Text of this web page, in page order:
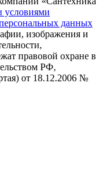
условиями
данных
изображения и
правовой охране в
РФ,
от 18.12.2006 №